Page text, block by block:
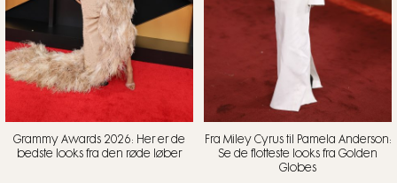
Grammy Awards 2026: Her er de
bedste looks fra den røde løber
Fra Miley Cyrus til Pamela Anderson:
Se de flotteste looks fra Golden
Globes